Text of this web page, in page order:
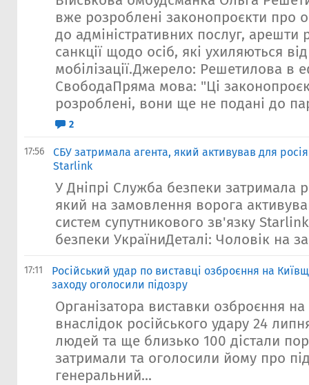
вже розроблені законопроєкти про
до адміністративних послуг, арешти
санкції щодо осіб, які ухиляються від
мобілізації.Джерело: Решетилова в
СвободаПряма мова: "Ці
розроблені, вони ще не подані до
2
17:56
СБУ затримала агента, який активував для
Starlink
У Дніпрі Служба безпеки затримала
який на замовлення ворога
систем супутникового зв'язку
безпеки УкраїниДеталі: Чоловік на
17:11
Російський удар по виставці озброєння на
заходу оголосили підозру
Організатора виставки озброєння
внаслідок російського удару 24
людей та ще близько 100 дістали
затримали та оголосили йому про
генеральний...